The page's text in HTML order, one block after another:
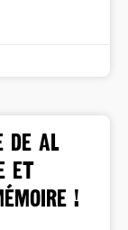
DE AL
et
!